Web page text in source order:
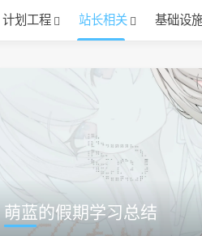
计划工程 站长相关 基础设
萌蓝的假期学习总结